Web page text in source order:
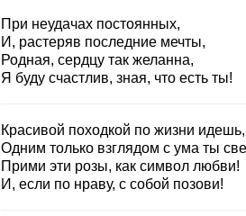
При неудачах постоянных,
И, растеряв последние мечты,
Родная, сердцу так желанна,
Я буду счастлив, зная, что есть ты!
Красивой походкой по жизни идешь,
Одним только взглядом с ума ты
Прими эти розы, как символ любви!
И, если по нраву, с собой позови!